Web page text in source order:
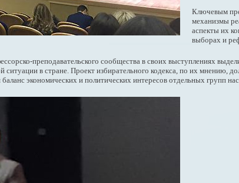
Ключевым
механизмы
аспекты их
выборах и
преподавательского сообщества в своих выступлениях
ситуации в стране. Проект избирательного кодекса, по их мнению,
экономических и политических интересов отдельных групп